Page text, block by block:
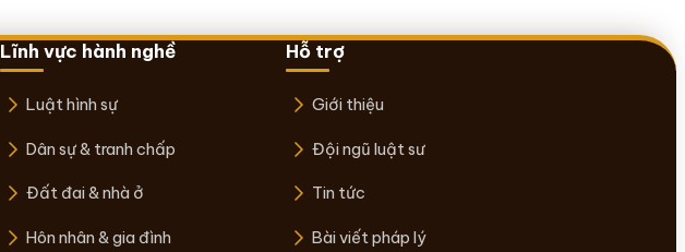
Lĩnh vực hành nghề
Luật hình sự
Dân sự & tranh chấp
Đất đai & nhà ở
Hôn nhân & gia đình
Hỗ trợ
Giới thiệu
Đội ngũ luật sư
Tin tức
Bài viết pháp lý